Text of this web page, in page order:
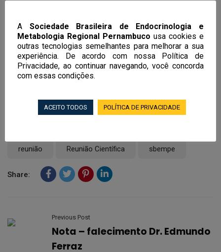
reunião Reunião Científica sbempe
Share:
Previous Post
Nota – falecimento Dr. Edmundo
Ferraz
A Sociedade Brasileira de Endocrinologia e
Metabologia Regional Pernambuco usa cookies e
outras tecnologias semelhantes para melhorar a sua
experiência. De acordo com nossa Política de
Privacidade, ao continuar navegando, você concorda
com essas condições.
ACEITO TODOS POLÍTICA DE PRIVACIDADE